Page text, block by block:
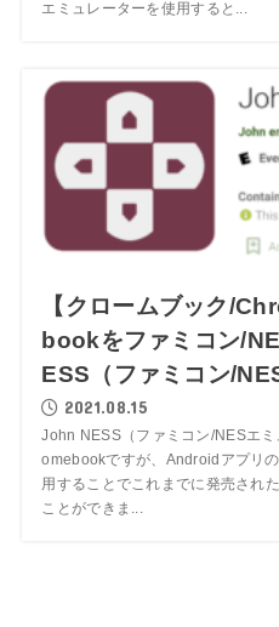
エミュレーターを使用すると...
【クロームブック/
bookをファミコン/
ESS（ファミコン/
2021.08.15
John NESS（ファミコン/NESエ
omebookですが、Androidアプリ
用することでこれまでに発売され
ことができま...